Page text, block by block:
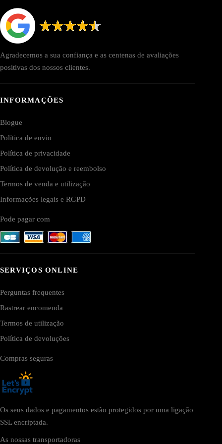
Agradecemos a sua confiança e as centenas de avaliações
positivas dos nossos clientes.
INFORMAÇÕES
Blogue
Política de envio
Política de privacidade
Política de devolução e reembolso
Termos de venda e utilização
Informações legais e RGPD
Pode pagar com
SERVIÇOS ONLINE
Perguntas frequentes
Rastrear encomenda
Termos de utilização
Política de devoluções
Compras seguras
Os seus dados e pagamentos estão protegidos por uma ligação
SSL encriptada.
As nossas transportadoras